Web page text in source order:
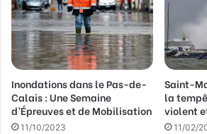
d
r
e
s
s
e
E
m
a
Inondations dans le Pas-de-
Calais : Une Semaine
d’Épreuves et de Mobilisation
11/10/2023
Saint-
la
violent
11/02/